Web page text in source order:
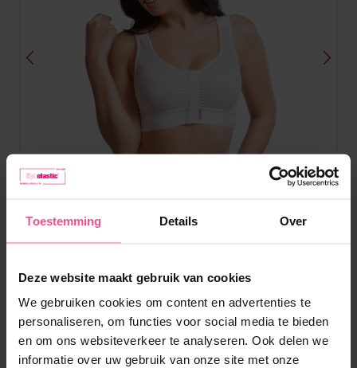
Toestemming Details Over
Deze website maakt gebruik van cookies
We gebruiken cookies om content en advertenties te
personaliseren, om functies voor social media te bieden
en om ons websiteverkeer te analyseren. Ook delen we
informatie over uw gebruik van onze site met onze
Wit Zwart
PI extra
BH - haak-en-oog sluiting aan de voorkant, lager decolleté,
dunne bandjes, discrete elastische band